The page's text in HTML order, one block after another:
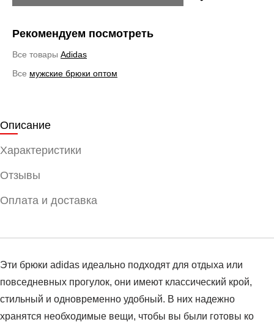
Рекомендуем посмотреть
Все товары Adidas
Все мужские брюки оптом
Описание
Характеристики
Отзывы
Оплата и доставка
Эти брюки adidas идеально подходят для отдыха или
повседневных прогулок, они имеют классический крой,
стильный и одновременно удобный. В них надежно
хранятся необходимые вещи, чтобы вы были готовы ко